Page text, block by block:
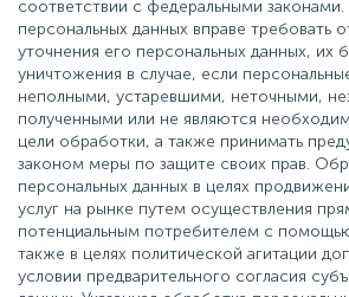
соответствии с федеральными законами.
персональных данных вправе требовать
уточнения его персональных данных, их
уничтожения в случае, если
неполными, устаревшими, неточными,
полученными или не являются
цели обработки, а также принимать
законом меры по защите своих прав.
персональных данных в целях
услуг на рынке путем осуществления
потенциальным потребителем с
также в целях политической агитации
условии предварительного согласия